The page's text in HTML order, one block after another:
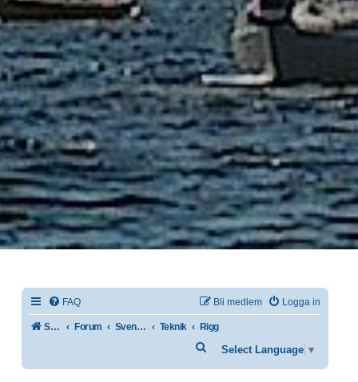
FAQ Logga in
Bli medlem
Svenska IF-båtförbundet Forum Svenska Teknik Rigg
Select Language ▼
Sök